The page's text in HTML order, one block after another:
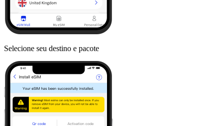
Selecione seu destino e pacote